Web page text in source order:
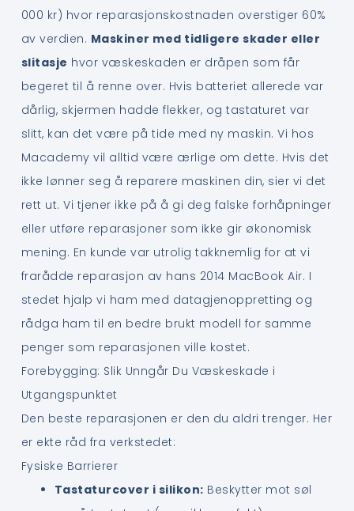
000 kr) hvor reparasjonskostnaden overstiger 60%
av verdien. Maskiner med tidligere skader eller
slitasje hvor væskeskaden er dråpen som får
begeret til å renne over. Hvis batteriet allerede var
dårlig, skjermen hadde flekker, og tastaturet var
slitt, kan det være på tide med ny maskin. Vi hos
Macademy vil alltid være ærlige om dette. Hvis det
ikke lønner seg å reparere maskinen din, sier vi det
rett ut. Vi tjener ikke på å gi deg falske forhåpninger
eller utføre reparasjoner som ikke gir økonomisk
mening. En kunde var utrolig takknemlig for at vi
frarådde reparasjon av hans 2014 MacBook Air. I
stedet hjalp vi ham med datagjenoppretting og
rådga ham til en bedre brukt modell for samme
penger som reparasjonen ville kostet.
Forebygging: Slik Unngår Du Væskeskade i
Utgangspunktet
Den beste reparasjonen er den du aldri trenger. Her
er ekte råd fra verkstedet:
Fysiske Barrierer
Tastaturcover i silikon: Beskytter mot søl